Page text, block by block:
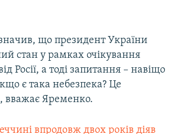
що президент України
стан у рамках очікування
Росії, а тоді запитання – навіщо
є така небезпека? Це
вважає Яременко.
впродовж двох років діяв